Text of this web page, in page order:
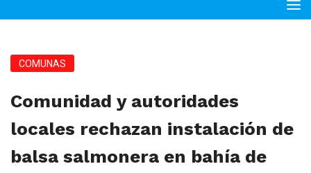
COMUNAS
Comunidad y autoridades
locales rechazan instalación de
balsa salmonera en bahía de